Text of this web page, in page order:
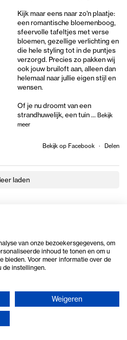
Kijk maar eens naar zo'n plaatje:
een romantische bloemenboog,
sfeervolle tafeltjes met verse
bloemen, gezellige verlichting en
die hele styling tot in de puntjes
verzorgd. Precies zo pakken wij
ook jouw bruiloft aan, alleen dan
helemaal naar jullie eigen stijl en
wensen.
Of je nu droomt van een
strandhuwelijk, een tuin... Bekijk
meer
Bekijk op Facebook · Delen
laden
Piet Verhuur
cookie beleid
van onze bezoekersgegevens, om
inhoud te tonen en om u
bieden. Voor meer informatie over de
de instellingen.
Weigeren